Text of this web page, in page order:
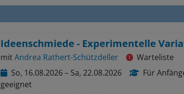
Ideenschmiede - Experimentelle
mit Andrea Rathert-Schützdeller
Warteliste
So, 16.08.2026 – Sa, 22.08.2026
Für
geeignet